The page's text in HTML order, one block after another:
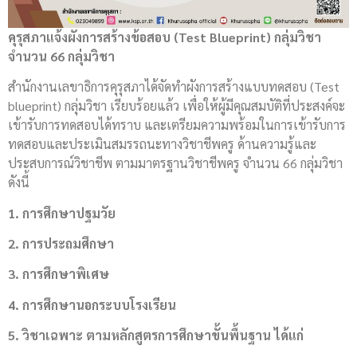
คุรุสภาแจ้งผังการสร้างข้อสอบ (Test Blueprint) กลุ่มวิชา
จำนวน 66 กลุ่มวิชา
สำนักงานเลขาธิการคุรุสภาได้จัดทำผังการสร้างแบบทดสอบ (Test
blueprint) กลุ่มวิชา เรียบร้อยแล้ว เพื่อให้ผู้มีคุณสมบัติที่ประสงค์จะ
เข้ารับการทดสอบได้ทราบ และเตรียมความพร้อมในการเข้ารับการ
ทดสอบและประเมินสมรรถนะทางวิชาชีพครู ด้านความรู้และ
ประสบการณ์วิชาชีพ ตามมาตรฐานวิชาชีพครู จำนวน 66 กลุ่มวิชา
ดังนี้
1. การศึกษาปฐมวัย
2. การประถมศึกษา
3. การศึกษาพิเศษ
4. การศึกษานอกระบบโรงเรียน
5. วิชาเฉพาะ ตามหลักสูตรการศึกษาขั้นพื้นฐาน ได้แก่